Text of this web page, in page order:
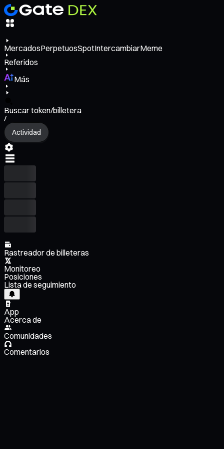
MercadosPerpetuosSpotIntercambiarMeme
Referidos
Más
Buscar token/billetera
/
Actividad
Rastreador de billeteras
Monitoreo
Posiciones
Lista de seguimiento
App
Acerca de
Comunidades
Comentarios